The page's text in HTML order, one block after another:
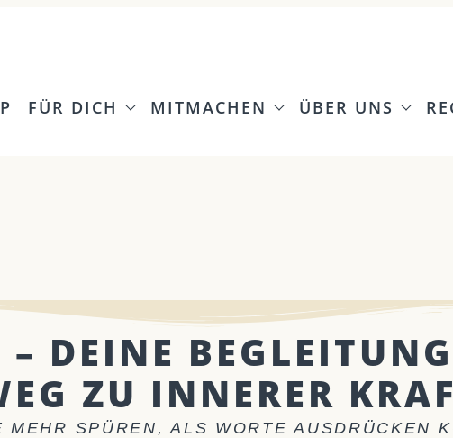
FÜR DICH MITMACHEN ÜBER UNS
– DEINE BEGLEITUNG
ZU INNERER
SPÜREN, ALS WORTE AUSDRÜCKEN